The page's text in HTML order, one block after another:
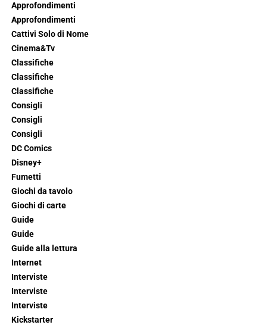
Approfondimenti
Approfondimenti
Cattivi Solo di Nome
Cinema&Tv
Classifiche
Classifiche
Classifiche
Consigli
Consigli
Consigli
DC Comics
Disney+
Fumetti
Giochi da tavolo
Giochi di carte
Guide
Guide
Guide alla lettura
Internet
Interviste
Interviste
Interviste
Kickstarter